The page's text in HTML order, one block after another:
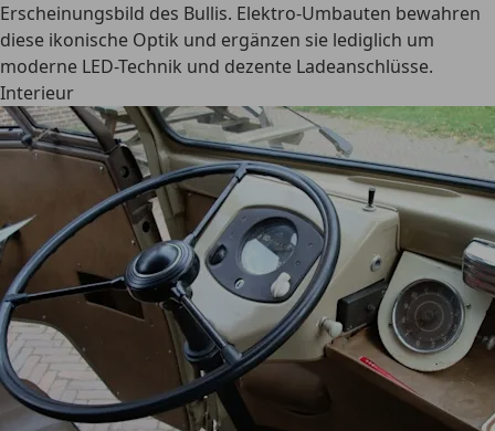
Erscheinungsbild des Bullis. Elektro-Umbauten bewahren
diese ikonische Optik und ergänzen sie lediglich um
moderne LED-Technik und dezente Ladeanschlüsse.
Interieur